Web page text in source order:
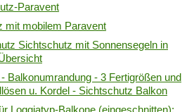
Paravent
mit mobilem Paravent
Sichtschutz mit Sonnensegeln in
Balkonumrandung - 3 Fertigrößen und
u. Kordel - Sichtschutz Balkon
Loggiatyp-Balkone (eingeschnitten):